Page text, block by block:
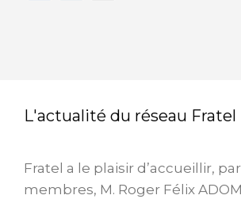
o
k
n
L'actualité du réseau Fratel
Fratel a le plaisir d’accueillir,
membres, M. Roger Félix